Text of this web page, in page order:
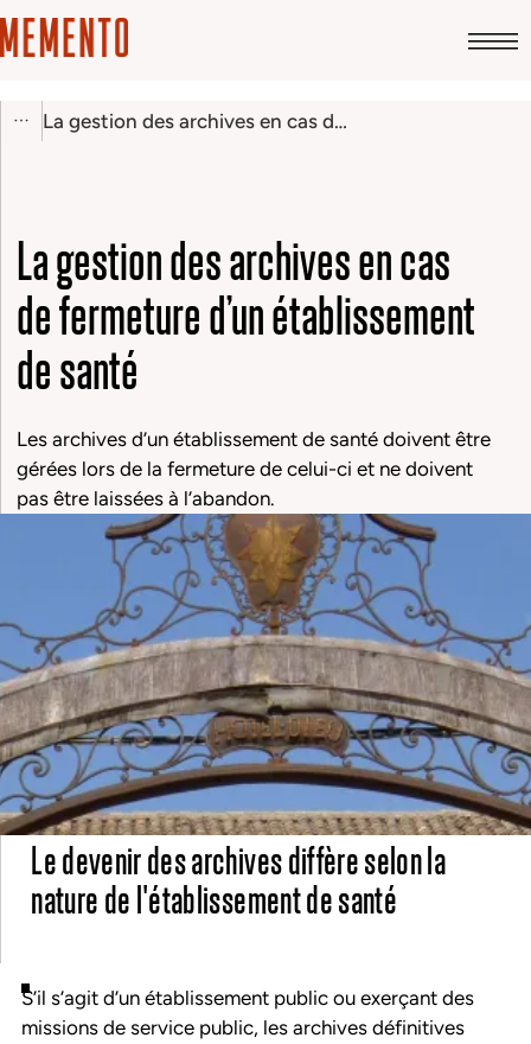
La gestion des archives en cas de fermeture d’un établissement de santé
La gestion des archives en cas
de fermeture d’un établissement
de santé
Les archives d’un établissement de santé doivent être
gérées lors de la fermeture de celui-ci et ne doivent
pas être laissées à l’abandon.
Le devenir des archives diffère selon la
nature de l'établissement de santé
S’il s’agit d’un établissement public ou exerçant des
missions de service public, les archives définitives